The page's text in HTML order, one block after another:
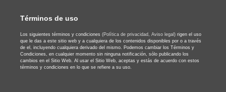
Términos de uso
Los siguientes términos y condiciones (Política de privacidad, Aviso legal) rigen el uso
que le das a este sitio web y a cualquiera de los contenidos disponibles por o a través
de el, incluyendo cualquiera derivado del mismo. Podemos cambiar los Términos y
Condiciones, en cualquier momento sin ninguna notificación, sólo publicando los
cambios en el Sitio Web. Al usar el Sitio Web, aceptas y estás de acuerdo con estos
términos y condiciones en lo que se refiere a su uso.